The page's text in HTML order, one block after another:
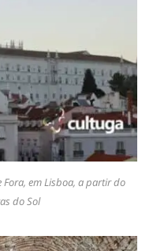
Fora, em Lisboa, a partir do
do Sol